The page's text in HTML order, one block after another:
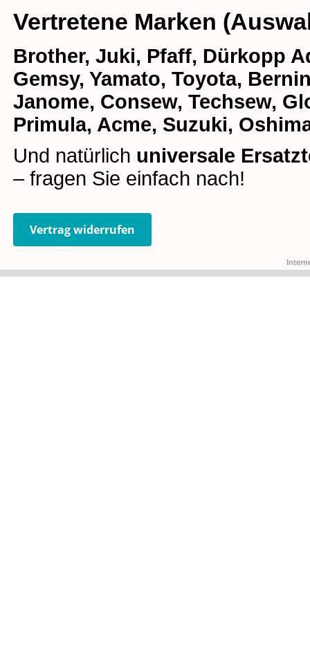
Vertretene Marken
Brother, Juki, Pfaff, Dürkopp
Gemsy, Yamato, Toyota,
Janome, Consew, Techsew,
Primula, Acme, Suzuki,
Und natürlich universale
– fragen Sie einfach nach!
Vertrag widerrufen